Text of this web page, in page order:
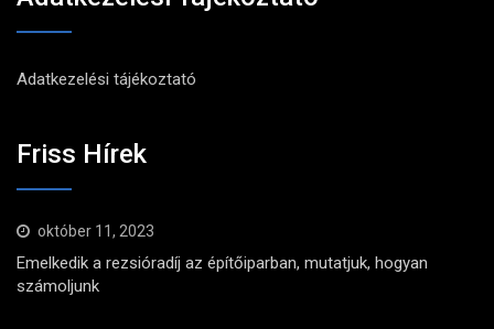
Adatkezelési tájékoztató
Friss Hírek
október 11, 2023
Emelkedik a rezsióradíj az építőiparban, mutatjuk, hogyan
számoljunk